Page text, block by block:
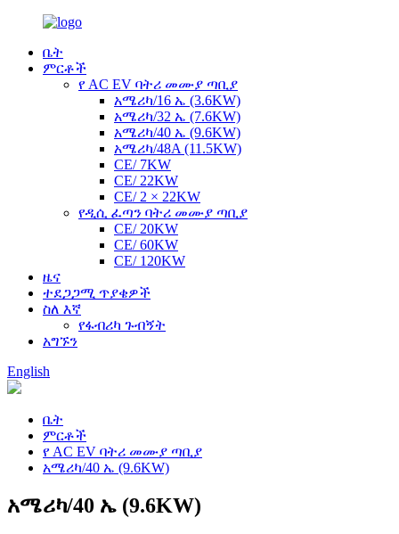
ቤት
ምርቶች
የ AC EV ባትሪ መሙያ ጣቢያ
አሜሪካ/16 ኤ (3.6KW)
አሜሪካ/32 ኤ (7.6KW)
አሜሪካ/40 ኤ (9.6KW)
አሜሪካ/48A (11.5KW)
CE/ 7KW
CE/ 22KW
CE/ 2 × 22KW
የዲሲ ፈጣን ባትሪ መሙያ ጣቢያ
CE/ 20KW
CE/ 60KW
CE/ 120KW
ዜና
ተደጋጋሚ ጥያቄዎች
ስለ እኛ
የፋብሪካ ጉብኝት
አግኙን
English
ቤት
ምርቶች
የ AC EV ባትሪ መሙያ ጣቢያ
አሜሪካ/40 ኤ (9.6KW)
አሜሪካ/40 ኤ (9.6KW)